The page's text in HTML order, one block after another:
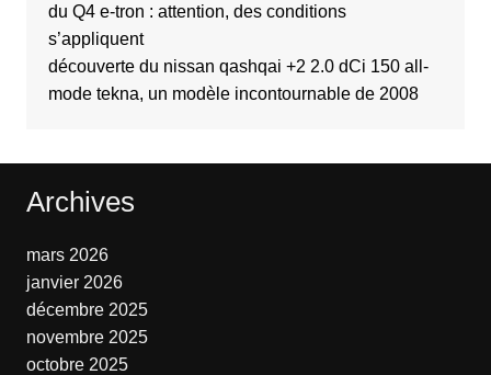
du Q4 e-tron : attention, des conditions
s’appliquent
découverte du nissan qashqai +2 2.0 dCi 150 all-
mode tekna, un modèle incontournable de 2008
Archives
mars 2026
janvier 2026
décembre 2025
novembre 2025
octobre 2025